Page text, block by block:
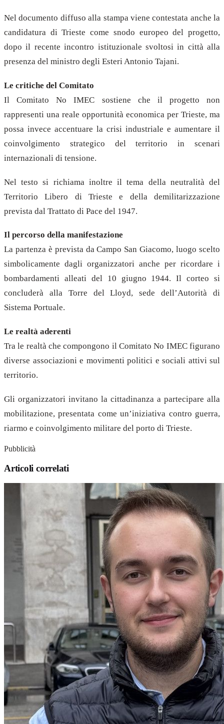
Nel documento diffuso alla stampa viene contestata anche la
candidatura di Trieste come snodo europeo del progetto,
dopo il recente incontro istituzionale svoltosi in città alla
presenza del ministro degli Esteri Antonio Tajani.
Le critiche del Comitato
Il Comitato No IMEC sostiene che il progetto non
rappresenti una reale opportunità economica per Trieste, ma
possa invece accentuare la crisi industriale e aumentare il
coinvolgimento strategico del territorio in scenari
internazionali di tensione.
Nel testo si richiama inoltre il tema della neutralità del
Territorio Libero di Trieste e della demilitarizzazione
prevista dal Trattato di Pace del 1947.
Il percorso della manifestazione
La partenza è prevista da Campo San Giacomo, luogo scelto
simbolicamente dagli organizzatori anche per ricordare i
bombardamenti alleati del 10 giugno 1944. Il corteo si
concluderà alla Torre del Lloyd, sede dell’Autorità di
Sistema Portuale.
Le realtà aderenti
Tra le realtà che compongono il Comitato No IMEC figurano
diverse associazioni e movimenti politici e sociali attivi sul
territorio.
Gli organizzatori invitano la cittadinanza a partecipare alla
mobilitazione, presentata come un’iniziativa contro guerra,
riarmo e coinvolgimento militare del porto di Trieste.
Pubblicità
Articoli correlati